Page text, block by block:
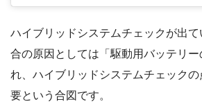
ハイブリッドシステムチェックが出
合の原因としては「駆動用バッテリ
れ、ハイブリッドシステムチェック
要という合図です。